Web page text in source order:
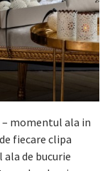
– momentul ala in
fiecare clipa
de bucurie